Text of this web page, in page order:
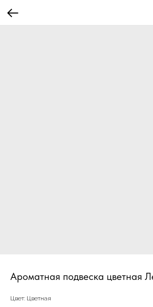
Ароматная подвеска цветная
Цвет: Цветная